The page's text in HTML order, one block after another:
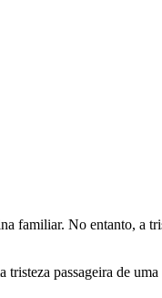
familiar. No entanto, a
passageira de uma